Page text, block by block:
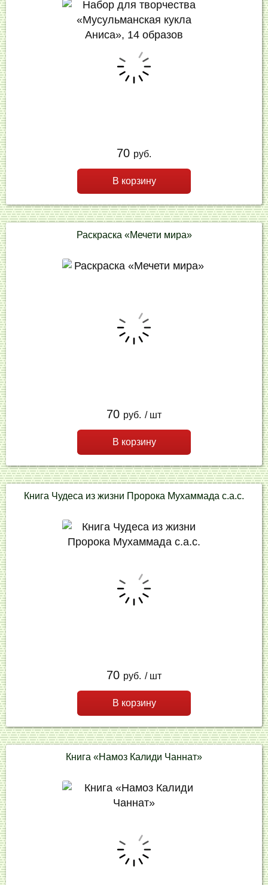
70 руб.
В корзину
Раскраска «Мечети мира»
70 руб. / шт
В корзину
Книга Чудеса из жизни Пророка Мухаммада с.а.с.
70 руб. / шт
В корзину
Книга «Намоз Калиди Чаннат»